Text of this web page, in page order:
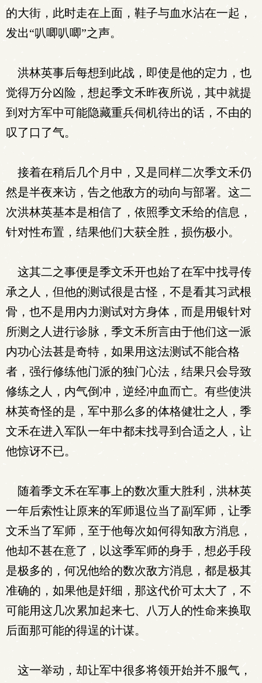
的大街，此时走在上面，鞋子与血水沾在一起，
发出“叭唧叭唧”之声。
洪林英事后每想到此战，即使是他的定力，也
觉得万分凶险，想起季文禾昨夜所说，其中就提
到对方军中可能隐藏重兵伺机待出的话，不由的
叹了口了气。
接着在稍后几个月中，又是同样二次季文禾仍
然是半夜来访，告之他敌方的动向与部署。这二
次洪林英基本是相信了，依照季文禾给的信息，
针对性布置，结果他们大获全胜，损伤极小。
这其二之事便是季文禾开也始了在军中找寻传
承之人，但他的测试很是古怪，不是看其习武根
骨，也不是用内力测试对方身体，而是用银针对
所测之人进行诊脉，季文禾所言由于他们这一派
内功心法甚是奇特，如果用这法测试不能合格
者，强行修练他门派的独门心法，结果只会导致
修练之人，内气倒冲，逆经冲血而亡。有些使洪
林英奇怪的是，军中那么多的体格健壮之人，季
文禾在进入军队一年中都未找寻到合适之人，让
他惊讶不已。
随着季文禾在军事上的数次重大胜利，洪林英
一年后索性让原来的军师退位当了副军师，让季
文禾当了军师，至于他每次如何得知敌方消息，
他却不甚在意了，以这季军师的身手，想必手段
是极多的，何况他给的数次敌方消息，都是极其
准确的，如果他是奸细，那这代价可太大了，不
可能用这几次累加起来七、八万人的性命来换取
后面那可能的得逞的计谋。
这一举动，却让军中很多将领开始并不服气，